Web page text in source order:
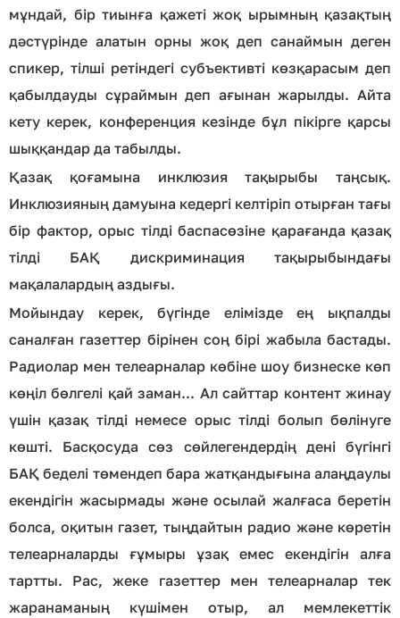
мұндай, бір тиынға қажеті жоқ ырымның қазақтың
дәстүрінде алатын орны жоқ деп санаймын деген
спикер, тілші ретіндегі субъективті көзқарасым деп
қабылдауды сұраймын деп ағынан жарылды. Айта
кету керек, конференция кезінде бұл пікірге қарсы
шыққандар да табылды.
Қазақ қоғамына инклюзия тақырыбы таңсық.
Инклюзияның дамуына кедергі келтіріп отырған тағы
бір фактор, орыс тілді баспасөзіне қарағанда қазақ
тілді БАҚ дискриминация тақырыбындағы
мақалалардың аздығы.
Мойындау керек, бүгінде елімізде ең ықпалды
саналған газеттер бірінен соң бірі жабыла бастады.
Радиолар мен телеарналар көбіне шоу бизнеске көп
көңіл бөлгелі қай заман... Ал сайттар контент жинау
үшін қазақ тілді немесе орыс тілді болып бөлінуге
көшті. Басқосуда сөз сөйлегендердің дені бүгінгі
БАҚ беделі төмендеп бара жатқандығына алаңдаулы
екендігін жасырмады және осылай жалғаса беретін
болса, оқитын газет, тыңдайтын радио және көретін
телеарналарды ғұмыры ұзақ емес екендігін алға
тартты. Рас, жеке газеттер мен телеарналар тек
жаранаманың күшімен отыр, ал мемлекеттік